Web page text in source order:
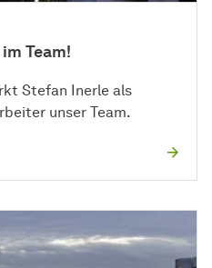
Team!
Stefan Inerle als
unser Team.